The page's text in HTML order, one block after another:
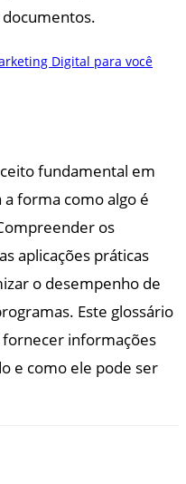
fundamental em
forma como algo é
os
aplicações práticas
o desempenho de
Este glossário
informações
e como ele pode ser